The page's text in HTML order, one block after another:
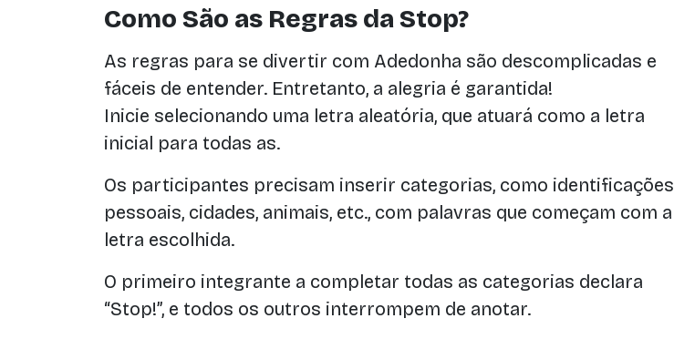
Como São as Regras da Stop?
As regras para se divertir com Adedonha são descomplicadas e
fáceis de entender. Entretanto, a alegria é garantida!
Inicie selecionando uma letra aleatória, que atuará como a letra
inicial para todas as.
Os participantes precisam inserir categorias, como identificações
pessoais, cidades, animais, etc., com palavras que começam com a
letra escolhida.
O primeiro integrante a completar todas as categorias declara
“Stop!”, e todos os outros interrompem de anotar.